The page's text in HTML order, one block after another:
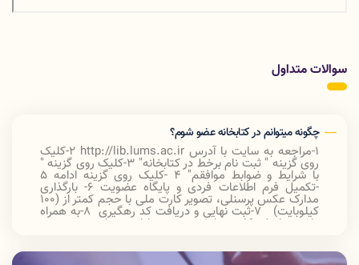
سوالات متداول
چگونه میتوانم در کتابخانه عضو شوم؟
1-مراجعه به سایت با آدرس http://lib.lums.ac.ir 2-کلیک
روی گزینه " ثبت نام برخط در کتابخانه" 3-کلیک روی گزینه "
با شرایط و ضوابط موافقم" 4 -کلیک روی گزینه ادامه 5
-تکمیل فرم اطلاعات فردی و پایگاه عضویت 6- بارگذاری
مدارک عکس پرسنلی، تصویر کارت ملی با حجم کمتر از (100
کیلوبایت) 7-ثبت نهایی و دریافت کد رهگیری 8-به همراه
داشتن اصل کارت دانشجویی در اولین مراجعه خود به
عضویت